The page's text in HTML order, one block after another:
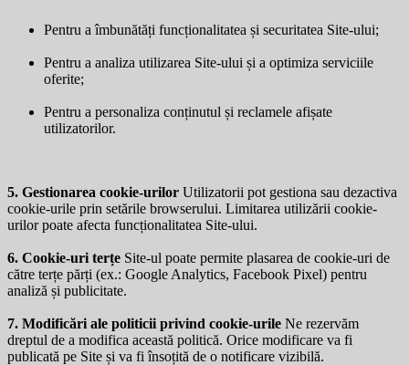
Pentru a îmbunătăți funcționalitatea și securitatea Site-ului;
Pentru a analiza utilizarea Site-ului și a optimiza serviciile
oferite;
Pentru a personaliza conținutul și reclamele afișate
utilizatorilor.
5. Gestionarea cookie-urilor Utilizatorii pot gestiona sau dezactiva
cookie-urile prin setările browserului. Limitarea utilizării cookie-
urilor poate afecta funcționalitatea Site-ului.
6. Cookie-uri terțe Site-ul poate permite plasarea de cookie-uri de
către terțe părți (ex.: Google Analytics, Facebook Pixel) pentru
analiză și publicitate.
7. Modificări ale politicii privind cookie-urile Ne rezervăm
dreptul de a modifica această politică. Orice modificare va fi
publicată pe Site și va fi însoțită de o notificare vizibilă.